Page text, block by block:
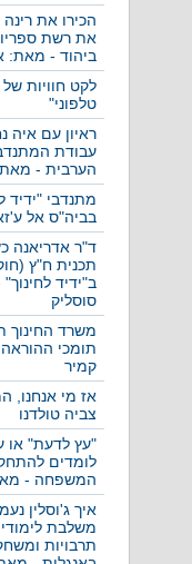
הכירו את
את רשת
ביהוד - מאת:
לקט חוויות
טלפוני"
ראיון עם איה
עבודת
הערבית -
מתנדבי "ידיד
בביה"ס אל
ד"ר אדריאנה
תכנית ח"ץ
ב"ידיד
סוסליק
משרד החינוך
תומכי
קמיר
אז מי אנחנו,
צביה טולדנו
"עץ לדעת" או
לומדים
המשפחה -
איך ג'וסלין
משלבת לימודי
תרבויות